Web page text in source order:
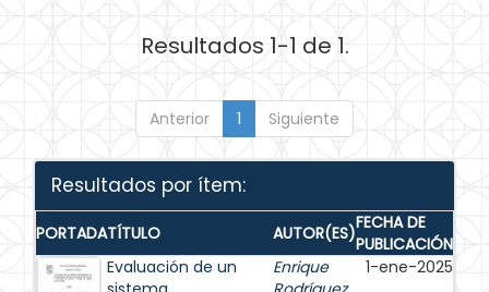
Resultados 1-1 de 1.
Anterior 1 Siguiente
Resultados por ítem:
PORTADATÍTULO AUTOR(ES)FECHA DE
PUBLICACIÓN
Evaluación de un
Enrique
1-ene-2025